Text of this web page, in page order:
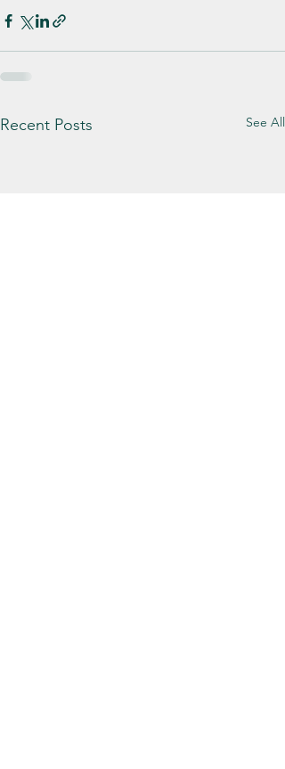
Recent Posts See All